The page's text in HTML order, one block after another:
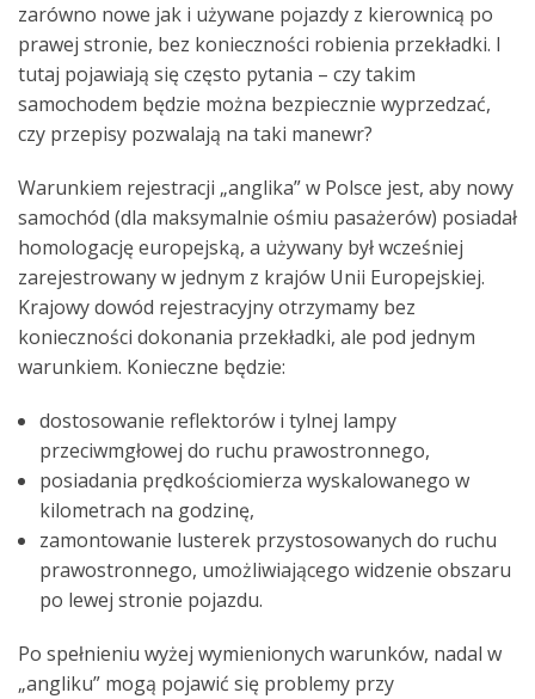
zarówno nowe jak i używane pojazdy z kierownicą po
prawej stronie, bez konieczności robienia przekładki. I
tutaj pojawiają się często pytania – czy takim
samochodem będzie można bezpiecznie wyprzedzać,
czy przepisy pozwalają na taki manewr?
Warunkiem rejestracji „anglika” w Polsce jest, aby nowy
samochód (dla maksymalnie ośmiu pasażerów) posiadał
homologację europejską, a używany był wcześniej
zarejestrowany w jednym z krajów Unii Europejskiej.
Krajowy dowód rejestracyjny otrzymamy bez
konieczności dokonania przekładki, ale pod jednym
warunkiem. Konieczne będzie:
dostosowanie reflektorów i tylnej lampy
przeciwmgłowej do ruchu prawostronnego,
posiadania prędkościomierza wyskalowanego w
kilometrach na godzinę,
zamontowanie lusterek przystosowanych do ruchu
prawostronnego, umożliwiającego widzenie obszaru
po lewej stronie pojazdu.
Po spełnieniu wyżej wymienionych warunków, nadal w
„angliku” mogą pojawić się problemy przy